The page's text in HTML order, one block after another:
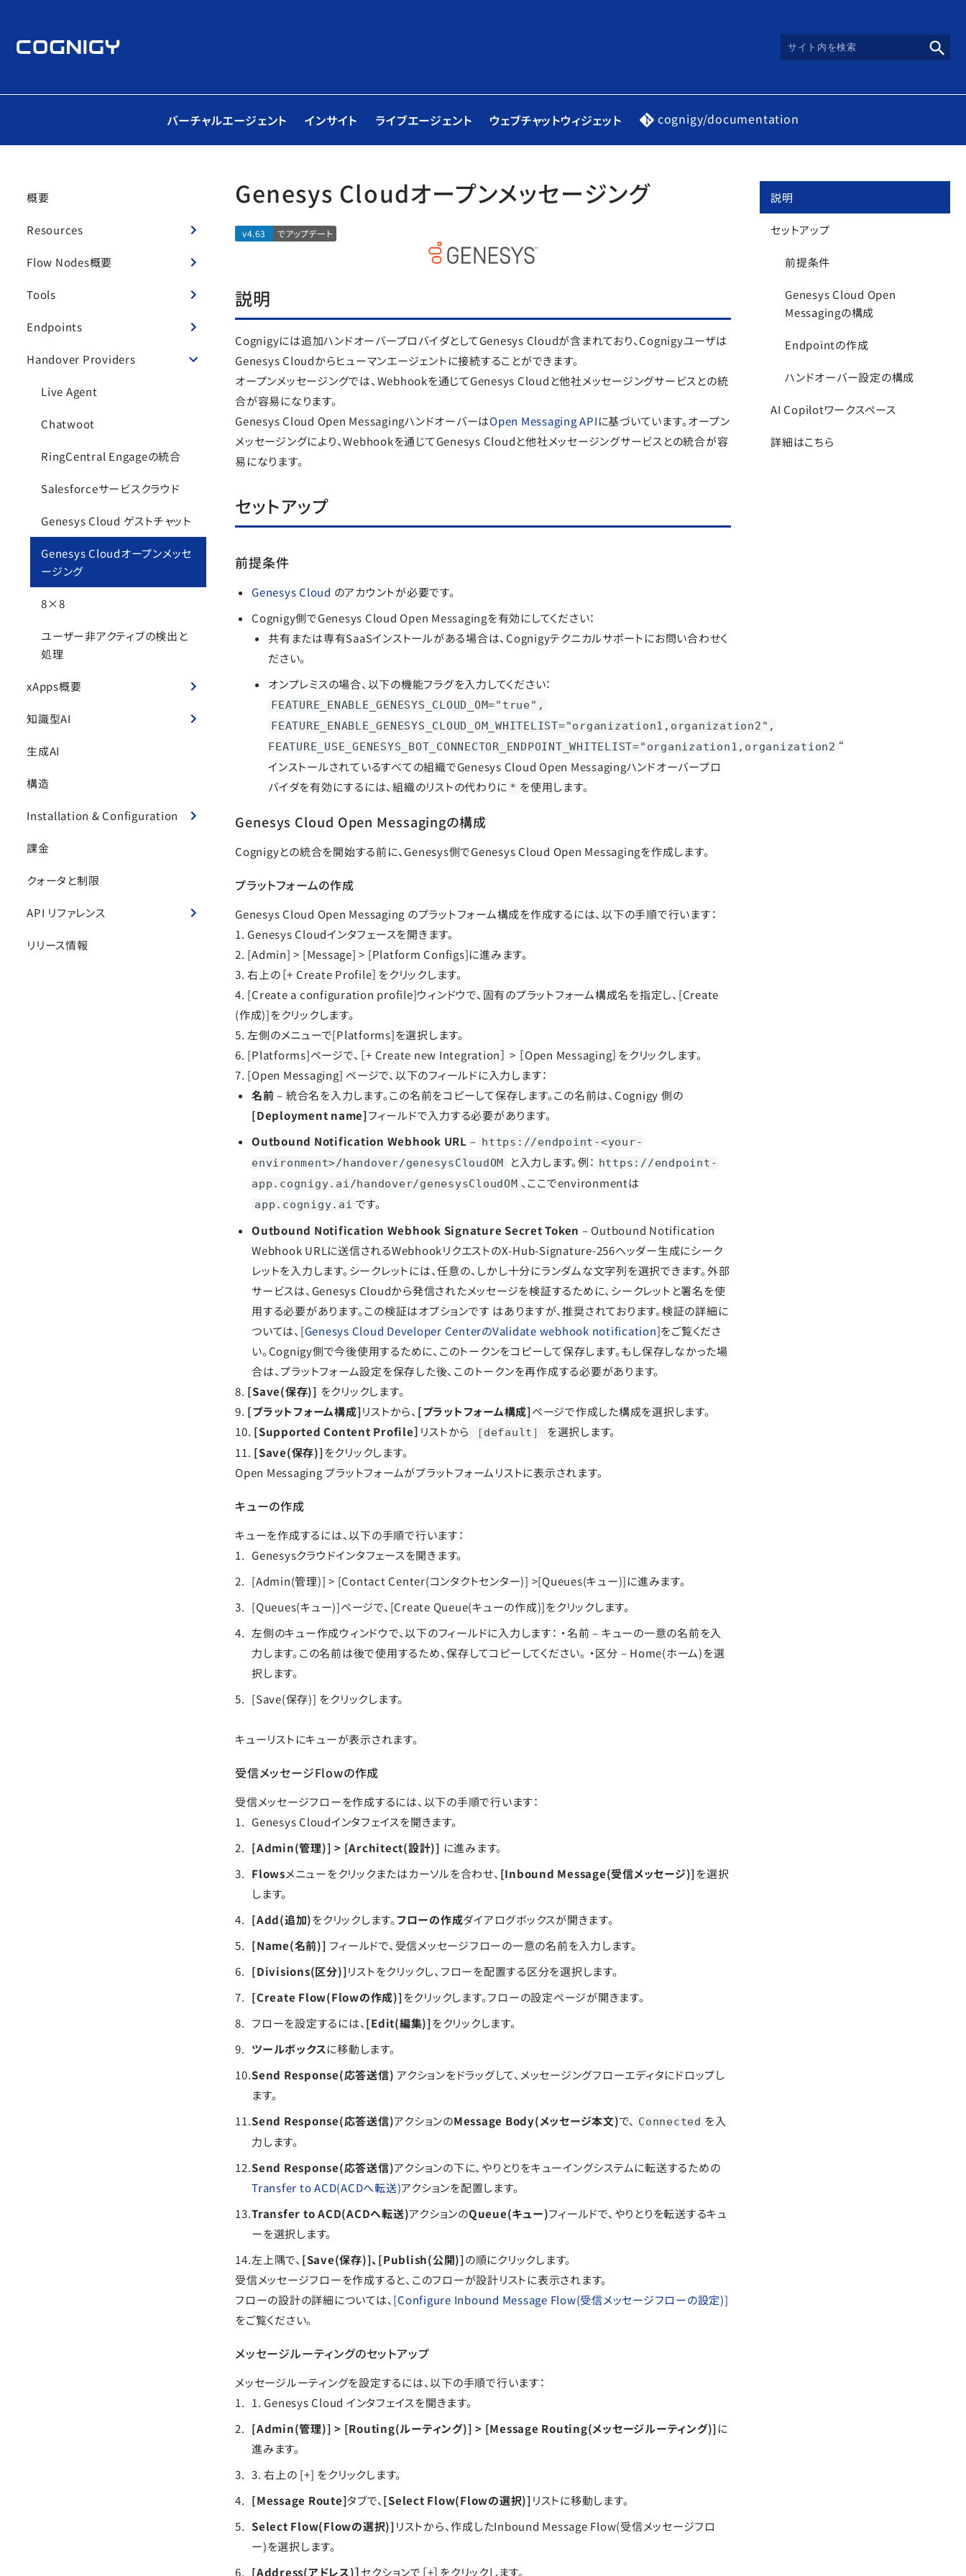
バーチャルエージェント インサイト ライブエージェント ウェブチャットウィジェット cognigy/documentation
概要
Resources
Flow Nodes概要
Tools
Endpoints
Handover Providers
Live Agent
Chatwoot
RingCentral Engageの統合
Salesforceサービスクラウド
Genesys Cloud ゲストチャット
Genesys Cloudオープンメッセ
ージング
8×8
ユーザー非アクティブの検出と
処理
xApps概要
知識型AI
生成AI
構造
Installation & Configuration
課金
クォータと制限
API リファレンス
リリース情報
Genesys Cloudオープンメッセージング
v4.63 でアップデート
説明
Cognigyには追加ハンドオーバープロバイダとしてGenesys Cloudが含まれており、Cognigyユーザは
Genesys Cloudからヒューマンエージェントに接続することができます。
オープンメッセージングでは、Webhookを通じてGenesys Cloudと他社メッセージングサービスとの統
合が容易になります。
Genesys Cloud Open MessagingハンドオーバーはOpen Messaging APIに基づいています。オープン
メッセージングにより、Webhookを通じてGenesys Cloudと他社メッセージングサービスとの統合が容
易になります。
セットアップ
前提条件
Genesys Cloud のアカウントが必要です。
Cognigy側でGenesys Cloud Open Messagingを有効にしてください：
共有または専有SaaSインストールがある場合は、Cognigyテクニカルサポートにお問い合わせく
ださい。
オンプレミスの場合、以下の機能フラグを入力してください：
FEATURE_ENABLE_GENESYS_CLOUD_OM="true",
FEATURE_ENABLE_GENESYS_CLOUD_OM_WHITELIST="organization1,organization2",
FEATURE_USE_GENESYS_BOT_CONNECTOR_ENDPOINT_WHITELIST="organization1,organization2 “
インストールされているすべての組織でGenesys Cloud Open Messagingハンドオーバープロ
バイダを有効にするには、組織のリストの代わりに * を使用します。
Genesys Cloud Open Messagingの構成
Cognigyとの統合を開始する前に、Genesys側でGenesys Cloud Open Messagingを作成します。
プラットフォームの作成
Genesys Cloud Open Messaging のプラットフォーム構成を作成するには、以下の手順で行います：
1. Genesys Cloudインタフェースを開きます。
2. [Admin] > [Message] > [Platform Configs]に進みます。
3. 右上の［+ Create Profile］をクリックします。
4. [Create a configuration profile]ウィンドウで、固有のプラットフォーム構成名を指定し、[Create
(作成)]をクリックします。
5. 左側のメニューで[Platforms]を選択します。
6. [Platforms]ページで、［+ Create new Integration］ > ［Open Messaging］をクリックします。
7. [Open Messaging] ページで、以下のフィールドに入力します：
名前– 統合名を入力します。この名前をコピーして保存します。この名前は、Cognigy 側の
[Deployment name]フィールドで入力する必要があります。
Outbound Notification Webhook URL – https://endpoint-<your-
environment>/handover/genesysCloudOM
と入力します。例： https://endpoint-
app.cognigy.ai/handover/genesysCloudOM 、ここでenvironmentは
app.cognigy.ai です。
Outbound Notification Webhook Signature Secret Token – Outbound Notification
Webhook URLに送信されるWebhookリクエストのX-Hub-Signature-256ヘッダー生成にシーク
レットを入力します。シークレットには、任意の、しかし十分にランダムな文字列を選択できます。外部
サービスは、Genesys Cloudから発信されたメッセージを検証するために、シークレットと署名を使
用する必要があります。この検証はオプションです はありますが、推奨されております。検証の詳細に
ついては、 [Genesys Cloud Developer CenterのValidate webhook notification]をご覧くださ
い。Cognigy側で今後使用するために、このトークンをコピーして保存します。もし保存しなかった場
合は、プラットフォーム設定を保存した後、このトークンを再作成する必要があります。
8. [Save(保存)] をクリックします。
9. [プラットフォーム構成]リストから、 [プラットフォーム構成]ページで作成した構成を選択します。
10. [Supported Content Profile］ リストから ［default］
を選択します。
11. [Save(保存)]をクリックします。
Open Messaging プラットフォームがプラットフォームリストに表示されます。
キューの作成
キューを作成するには、以下の手順で行います：
Genesysクラウドインタフェースを開きます。
[Admin(管理)] > [Contact Center(コンタクトセンター)] >[Queues(キュー)]に進みます。
[Queues(キュー)]ページで、[Create Queue(キューの作成)]をクリックします。
左側のキュー作成ウィンドウで、以下のフィールドに入力します： ・名前 – キューの一意の名前を入
力します。この名前は後で使用するため、保存してコピーしてください。 ・区分 – Home(ホーム)を選
択します。
[Save(保存)] をクリックします。
キューリストにキューが表示されます。
受信メッセージFlowの作成
受信メッセージフローを作成するには、以下の手順で行います：
Genesys Cloudインタフェイスを開きます。
[Admin(管理)] > [Architect(設計)] に進みます。
Flowsメニューをクリックまたはカーソルを合わせ、 [Inbound Message(受信メッセージ)]を選択
します。
[Add(追加)をクリックします。フローの作成ダイアログボックスが開きます。
[Name(名前)] フィールドで、受信メッセージフローの一意の名前を入力します。
[Divisions(区分)]リストをクリックし、フローを配置する区分を選択します。
[Create Flow(Flowの作成)]をクリックします。フローの設定ページが開きます。
フローを設定するには、 [Edit(編集)]をクリックします。
ツールボックスに移動します。
Send Response(応答送信) アクションをドラッグして、メッセージングフローエディタにドロップし
ます。
Send Response(応答送信)アクションのMessage Body(メッセージ本文)で、 Connected を入
力します。
Send Response(応答送信)アクションの下に、やりとりをキューイングシステムに転送するための
Transfer to ACD(ACDへ転送)アクションを配置します。
Transfer to ACD(ACDへ転送)アクションのQueue(キュー)フィールドで、やりとりを転送するキュ
ーを選択します。
左上隅で、 [Save(保存)]、[Publish(公開)]の順にクリックします。
受信メッセージフローを作成すると、このフローが設計リストに表示されます。
フローの設計の詳細については、 [Configure Inbound Message Flow(受信メッセージフローの設定)]
をご覧ください。
メッセージルーティングのセットアップ
メッセージルーティングを設定するには、以下の手順で行います：
1. Genesys Cloud インタフェイスを開きます。
[Admin(管理)] > [Routing(ルーティング)] > [Message Routing(メッセージルーティング)]に
進みます。
3. 右上の [+] をクリックします。
[Message Route]タブで、 [Select Flow(Flowの選択)]リストに移動します。
Select Flow(Flowの選択)]リストから、作成したInbound Message Flow(受信メッセージフロ
ー)を選択します。
[Address(アドレス)］セクションで［+］をクリックします。
説明
セットアップ
前提条件
Genesys Cloud Open
Messagingの構成
Endpointの作成
ハンドオーバー設定の構成
AI Copilotワークスペース
詳細はこちら